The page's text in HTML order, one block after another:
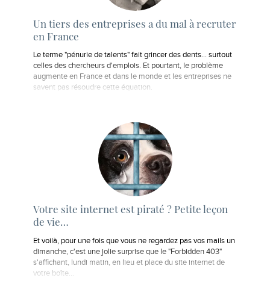
Un tiers des entreprises a du mal à recruter
en France
Le terme "pénurie de talents" fait grincer des dents... surtout
celles des chercheurs d'emplois. Et pourtant, le problème
augmente en France et dans le monde et les entreprises ne
savent pas résoudre cette équation.
Votre site internet est piraté ? Petite leçon
de vie…
Et voilà, pour une fois que vous ne regardez pas vos mails un
dimanche, c'est une jolie surprise que le "Forbidden 403"
s'affichant, lundi matin, en lieu et place du site internet de
votre boîte...